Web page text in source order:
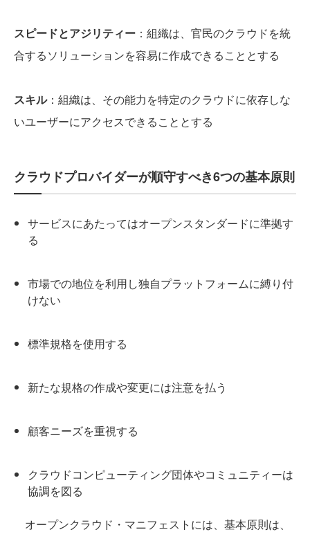
スピードとアジリティー ：組織は、官民のクラウドを統
合するソリューションを容易に作成できることとする
スキル：組織は、その能力を特定のクラウドに依存しな
いユーザーにアクセスできることとする
クラウドプロバイダーが順守すべき6つの基本原則
サービスにあたってはオープンスタンダードに準拠す
る
市場での地位を利用し独自プラットフォームに縛り付
けない
標準規格を使用する
新たな規格の作成や変更には注意を払う
顧客ニーズを重視する
クラウドコンピューティング団体やコミュニティーは
協調を図る
オープンクラウド・マニフェストには、基本原則は、